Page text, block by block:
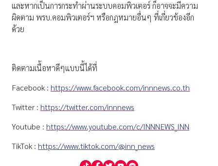
และหากเป็นการกระทำผ่านระบบคอมพิวเตอร์ ก็อาจจะมีความ
ผิดตาม พรบ.คอมพิวเตอร์ฯ หรือกฎหมายอื่นๆ ที่เกี่ยวข้องอีก
ด้วย
ติดตามเนื้อหาดีๆแบบนี้ได้ที่
Facebook : https://www.facebook.com/innnews.co.th
Twitter : https://twitter.com/innnews
Youtube : https://www.youtube.com/c/INNNEWS_INN
TikTok : https://www.tiktok.com/@inn_news